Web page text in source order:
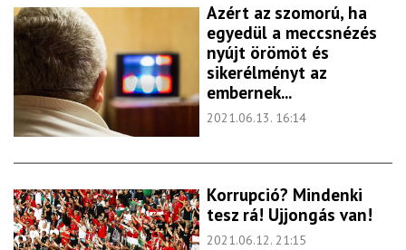
Azért az szomorú, ha
egyedül a meccsnézés
nyújt örömöt és
sikerélményt az
embernek...
2021.06.13. 16:14
Korrupció? Mindenki
tesz rá! Ujjongás van!
2021.06.12. 21:15